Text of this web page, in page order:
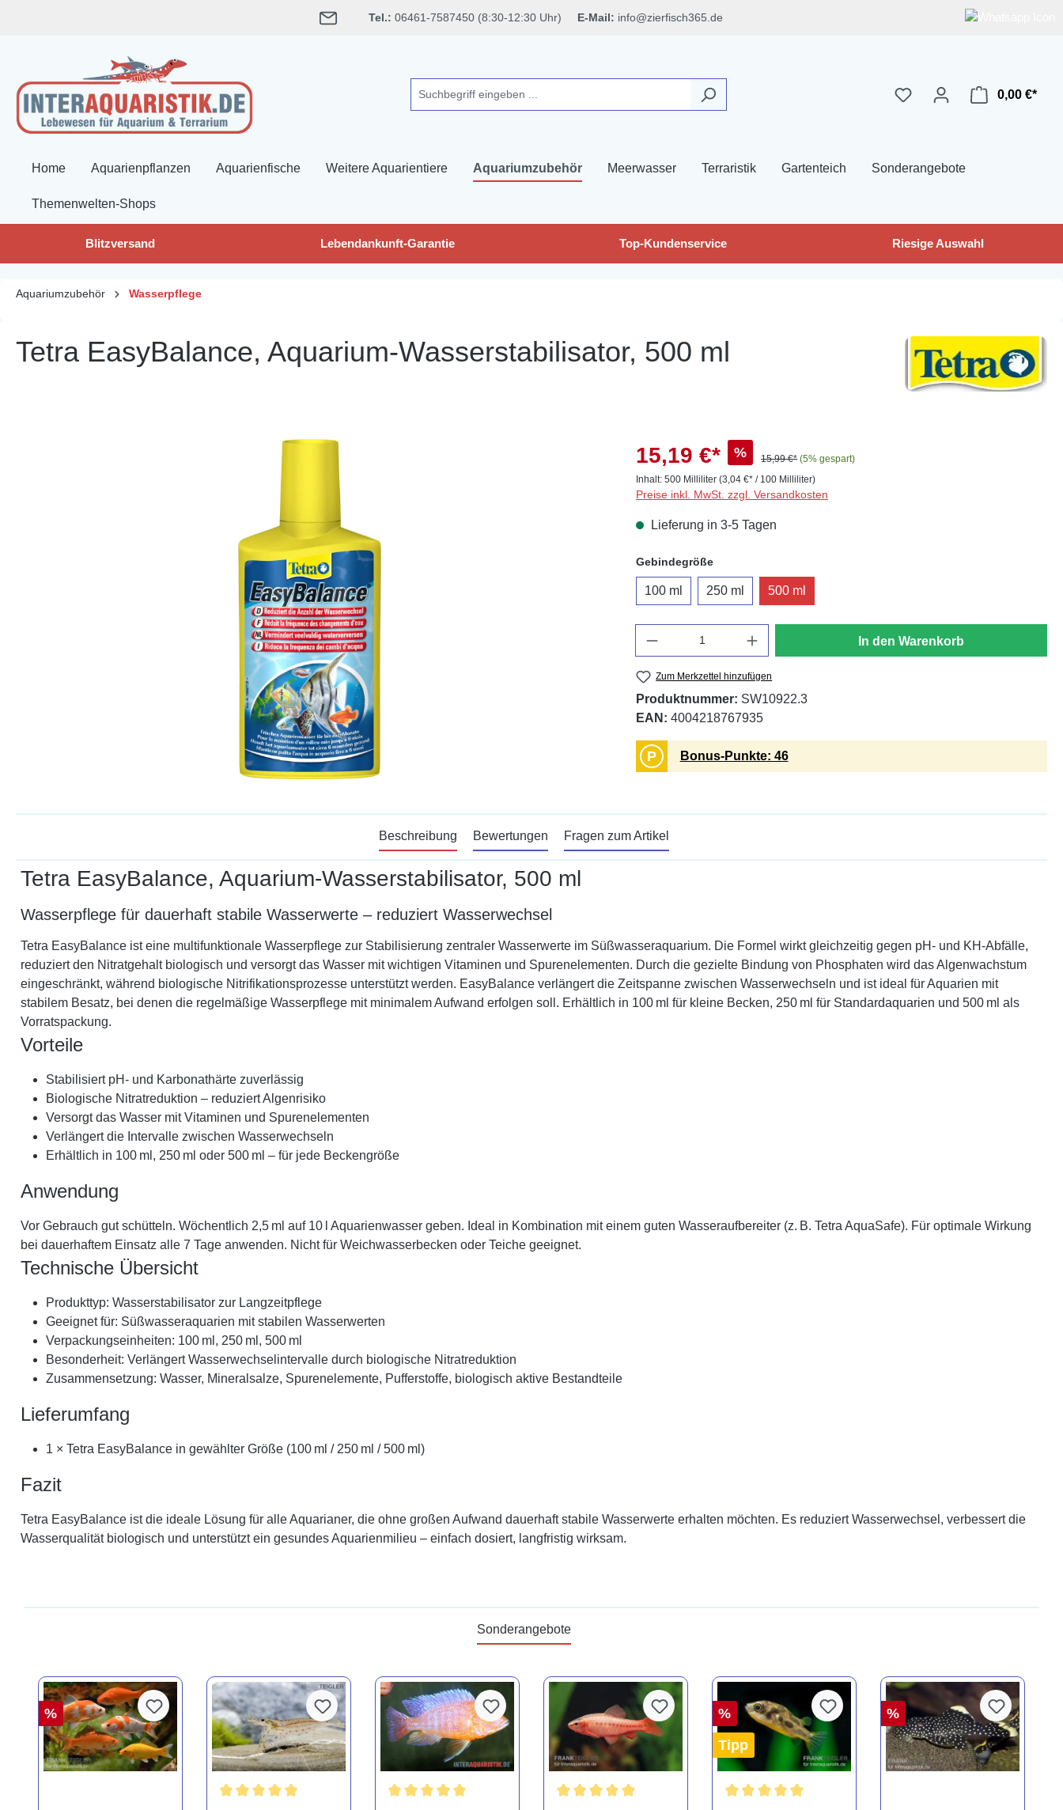
Tel.: 06461-7587450 (8:30-12:30 Uhr) E-Mail: info@zierfisch365.de
0,00 €*
Home Aquarienpflanzen Aquarienfische Weitere Aquarientiere Aquariumzubehör Meerwasser Terraristik Gartenteich Sonderangebote
Themenwelten-Shops
Blitzversand Lebendankunft-Garantie Top-Kundenservice Riesige Auswahl
Aquariumzubehör Wasserpflege
Tetra EasyBalance, Aquarium-Wasserstabilisator, 500 ml
15,19 €* % 15,99 €* (5% gespart)
Inhalt: 500 Milliliter (3,04 €* / 100 Milliliter)
Preise inkl. MwSt. zzgl. Versandkosten
Lieferung in 3-5 Tagen
Gebindegrößeauswählen
100 ml 250 ml 500 ml
In den Warenkorb
Zum Merkzettel hinzufügen
Produktnummer: SW10922.3
EAN: 4004218767935
P Bonus-Punkte: 46
Beschreibung Bewertungen Fragen zum Artikel
Tetra EasyBalance, Aquarium-Wasserstabilisator, 500 ml
Wasserpflege für dauerhaft stabile Wasserwerte – reduziert Wasserwechsel
Tetra EasyBalance ist eine multifunktionale Wasserpflege zur Stabilisierung zentraler Wasserwerte im Süßwasseraquarium. Die Formel wirkt gleichzeitig gegen pH- und KH-Abfälle,
reduziert den Nitratgehalt biologisch und versorgt das Wasser mit wichtigen Vitaminen und Spurenelementen. Durch die gezielte Bindung von Phosphaten wird das Algenwachstum
eingeschränkt, während biologische Nitrifikationsprozesse unterstützt werden. EasyBalance verlängert die Zeitspanne zwischen Wasserwechseln und ist ideal für Aquarien mit
stabilem Besatz, bei denen die regelmäßige Wasserpflege mit minimalem Aufwand erfolgen soll. Erhältlich in 100 ml für kleine Becken, 250 ml für Standardaquarien und 500 ml als
Vorratspackung.
Vorteile
Stabilisiert pH- und Karbonathärte zuverlässig
Biologische Nitratreduktion – reduziert Algenrisiko
Versorgt das Wasser mit Vitaminen und Spurenelementen
Verlängert die Intervalle zwischen Wasserwechseln
Erhältlich in 100 ml, 250 ml oder 500 ml – für jede Beckengröße
Anwendung
Vor Gebrauch gut schütteln. Wöchentlich 2,5 ml auf 10 l Aquarienwasser geben. Ideal in Kombination mit einem guten Wasseraufbereiter (z. B. Tetra AquaSafe). Für optimale Wirkung
bei dauerhaftem Einsatz alle 7 Tage anwenden. Nicht für Weichwasserbecken oder Teiche geeignet.
Technische Übersicht
Produkttyp: Wasserstabilisator zur Langzeitpflege
Geeignet für: Süßwasseraquarien mit stabilen Wasserwerten
Verpackungseinheiten: 100 ml, 250 ml, 500 ml
Besonderheit: Verlängert Wasserwechselintervalle durch biologische Nitratreduktion
Zusammensetzung: Wasser, Mineralsalze, Spurenelemente, Pufferstoffe, biologisch aktive Bestandteile
Lieferumfang
1 × Tetra EasyBalance in gewählter Größe (100 ml / 250 ml / 500 ml)
Fazit
Tetra EasyBalance ist die ideale Lösung für alle Aquarianer, die ohne großen Aufwand dauerhaft stabile Wasserwerte erhalten möchten. Es reduziert Wasserwechsel, verbessert die
Wasserqualität biologisch und unterstützt ein gesundes Aquarienmilieu – einfach dosiert, langfristig wirksam.
Sonderangebote
%
%
Tipp
%